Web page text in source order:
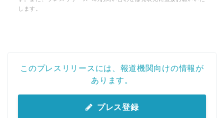
します。
このプレスリリースには、報道機関向けの情報が
あります。
プレス登録